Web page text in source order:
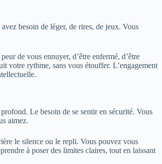
besoin de léger, de rires, de jeux. Vous
de vous ennuyer, d’être enfermé, d’être
votre rythme, sans vous étouffer. L’engagement
Le besoin de se sentir en sécurité. Vous
aimez.
le silence ou le repli. Vous pouvez vous
à poser des limites claires, tout en laissant